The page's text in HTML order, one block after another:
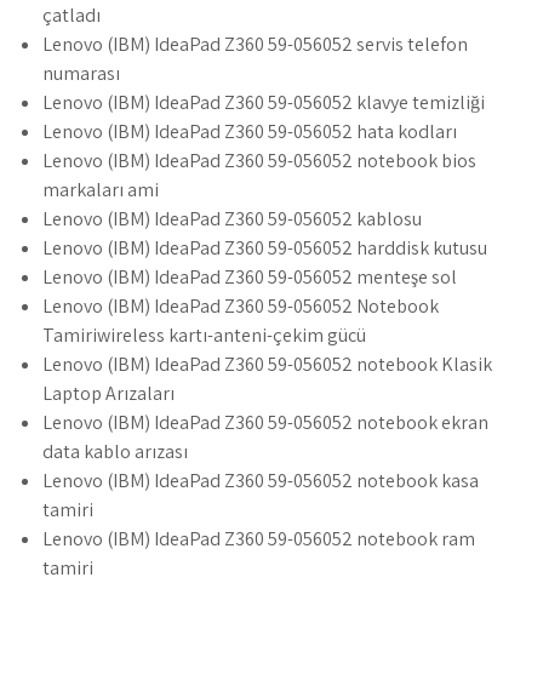
çatladı
Lenovo (IBM) IdeaPad Z360 59-056052 servis telefon
numarası
Lenovo (IBM) IdeaPad Z360 59-056052 klavye temizliği
Lenovo (IBM) IdeaPad Z360 59-056052 hata kodları
Lenovo (IBM) IdeaPad Z360 59-056052 notebook bios
markaları ami
Lenovo (IBM) IdeaPad Z360 59-056052 kablosu
Lenovo (IBM) IdeaPad Z360 59-056052 harddisk kutusu
Lenovo (IBM) IdeaPad Z360 59-056052 menteşe sol
Lenovo (IBM) IdeaPad Z360 59-056052 Notebook
Tamiriwireless kartı-anteni-çekim gücü
Lenovo (IBM) IdeaPad Z360 59-056052 notebook Klasik
Laptop Arızaları
Lenovo (IBM) IdeaPad Z360 59-056052 notebook ekran
data kablo arızası
Lenovo (IBM) IdeaPad Z360 59-056052 notebook kasa
tamiri
Lenovo (IBM) IdeaPad Z360 59-056052 notebook ram
tamiri